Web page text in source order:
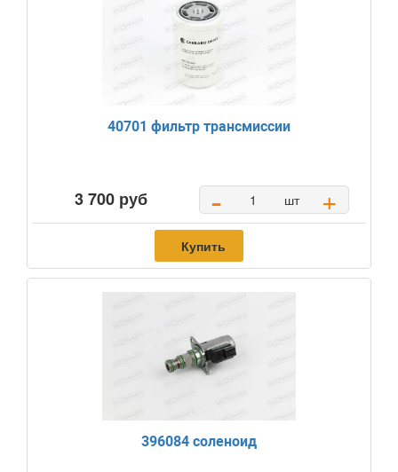
40701 фильтр трансмиссии
3 700 руб - шт +
Купить
396084 соленоид